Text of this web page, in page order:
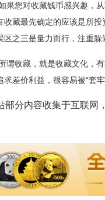
您对收藏钱币感兴趣，从
收藏最先确定的应该是所
区之三是量力而行，注重
收藏，就是收藏文化，有
求差价利益，很容易被“套
部分内容收集于互联网